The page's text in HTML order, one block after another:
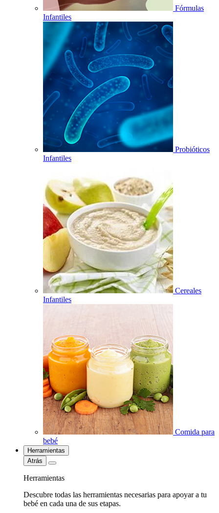
Fórmulas
Infantiles
Probióticos
Infantiles
Cereales
Infantiles
Comida para
bebé
Herramientas
Atrás
Herramientas
Descubre todas las herramientas necesarias para apoyar a tu
bebé en cada una de sus etapas.